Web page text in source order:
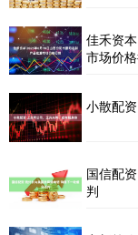
佳禾资
市场价
小散配
国信配
判